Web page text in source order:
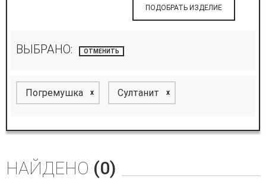
ПОДОБРАТЬ ИЗДЕЛИЕ
ВЫБРАНО: ОТМЕНИТЬ
Погремушка x Султанит x
НАЙДЕНО (0)